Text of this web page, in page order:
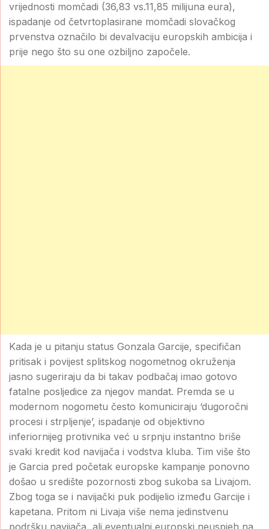
vrijednosti momčadi (36,83 vs.11,85 milijuna eura),
ispadanje od četvrtoplasirane momčadi slovačkog
prvenstva označilo bi devalvaciju europskih ambicija i
prije nego što su one ozbiljno započele.
Kada je u pitanju status Gonzala Garcije, specifičan
pritisak i povijest splitskog nogometnog okruženja
jasno sugeriraju da bi takav podbačaj imao gotovo
fatalne posljedice za njegov mandat. Premda se u
modernom nogometu često komuniciraju ‘dugoročni
procesi i strpljenje’, ispadanje od objektivno
inferiornijeg protivnika već u srpnju instantno briše
svaki kredit kod navijača i vodstva kluba. Tim više što
je Garcia pred početak europske kampanje ponovno
došao u središte pozornosti zbog sukoba sa Livajom.
Zbog toga se i navijački puk podijelio između Garcije i
kapetana. Pritom ni Livaja više nema jedinstvenu